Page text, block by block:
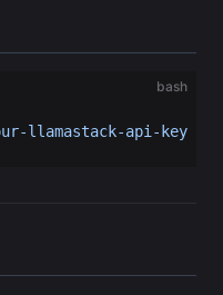
bash
llamastack-api-key